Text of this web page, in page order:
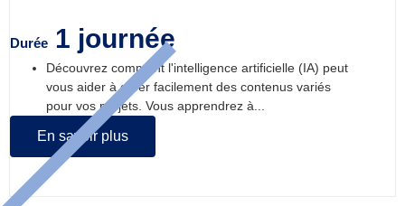
Durée 1 journée
Découvrez comment l'intelligence artificielle (IA) peut
vous aider à créer facilement des contenus variés
pour vos projets. Vous apprendrez à...
En savoir plus